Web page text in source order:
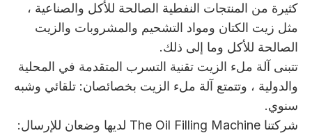
كثيرة من المنتجات النفطية الصالحة للأكل والصناعية ،
مثل زيت الكتان ومواد التشحيم والمشروبات والزيت
الصالحة للأكل وما إلى ذلك.
تتبنى آلة ملء الزيت تقنية التسرب المتقدمة في المحلية
والدولية ، وتتمتع آلة ملء الزيت بخصائصان: تلقائي وشبه
سنوي.
شركتنا The Oil Filling Machine لديها وضعان للإرسال: